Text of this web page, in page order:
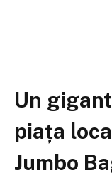
Un
piața
Jumbo